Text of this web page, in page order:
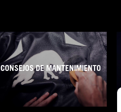
CONSEJOS DE MANTENIMIENTO